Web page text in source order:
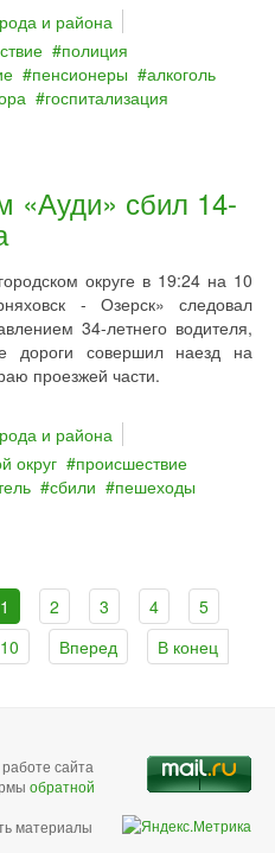
и района
полиция
пенсионеры
алкоголь
госпитализация
«Ауди» сбил 14-
округе в 19:24 на 10
- Озерск» следовал
34-летнего водителя,
дороги совершил наезд на
проезжей части.
и района
округ
происшествие
сбили
пешеходы
1 2 3 4
5
10 Вперед В конец
сайта
обратной
материалы